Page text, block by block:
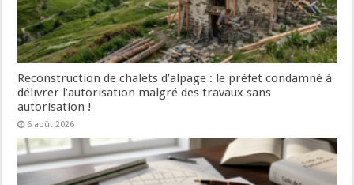
Reconstruction de chalets d’alpage : le préfet condamné à
délivrer l’autorisation malgré des travaux sans
autorisation !
6 août 2026